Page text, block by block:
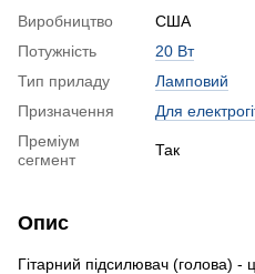
Виробництво
США
Потужність
20 Вт
Тип приладу
Ламповий
Призначення
Для
Преміум
сегмент
Так
Опис
Гітарний підсилювач (голова) -